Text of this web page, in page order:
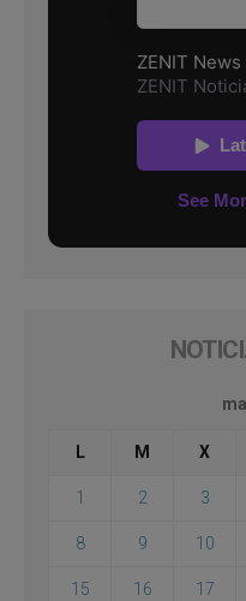
L M X
1 2 3
8 9 10
15 16 17